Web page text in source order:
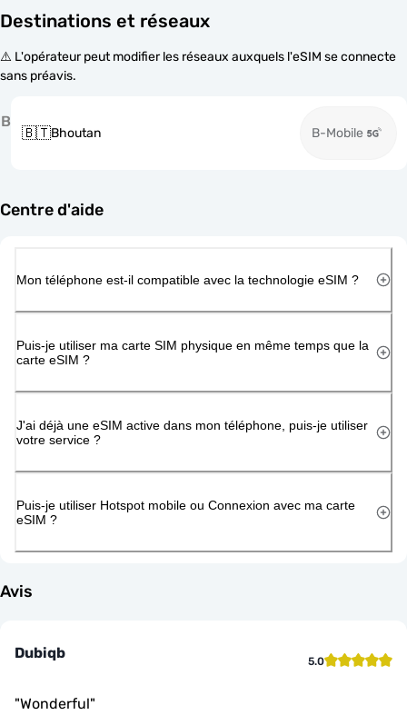
Destinations et réseaux
⚠️ L'opérateur peut modifier les réseaux auxquels l'eSIM se connecte
sans préavis.
B
🇧🇹Bhoutan B-Mobile
Centre d'aide
Mon téléphone est-il compatible avec la technologie eSIM ?
Puis-je utiliser ma carte SIM physique en même temps que la
carte eSIM ?
J'ai déjà une eSIM active dans mon téléphone, puis-je utiliser
votre service ?
Puis-je utiliser Hotspot mobile ou Connexion avec ma carte
eSIM ?
Avis
Dubiqb 5.0
"Wonderful"